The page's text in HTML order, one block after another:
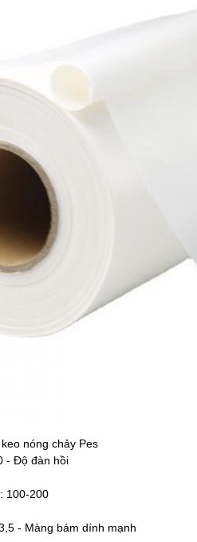
nóng chảy Pes
- Độ đàn hồi
100-200
- Màng bám dính mạnh